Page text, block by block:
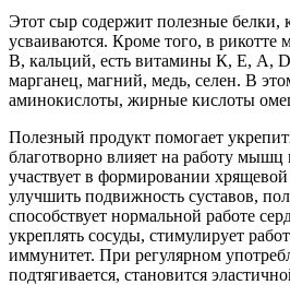
Этот сыр содержит полезные белки,
усваиваются. Кроме того, в
В, кальций, есть витамины К, Е, А,
марганец, магний, медь, селен. В
аминокислоты, жирные кислоты
Полезный продукт помогает
благотворно влияет на работу
участвует в формировании
улучшить подвижность суставов,
способствует нормальной работе
укреплять сосуды, стимулирует
иммунитет. При регулярном
подтягивается, становится